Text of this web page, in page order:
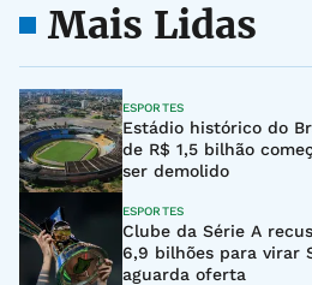
Mais Lidas
ESPORTES
Estádio histórico do
de R$ 1,5 bilhão
ser demolido
ESPORTES
Clube da Série A
6,9 bilhões para virar
aguarda oferta